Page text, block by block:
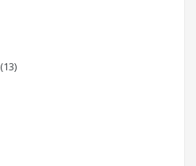
(13)